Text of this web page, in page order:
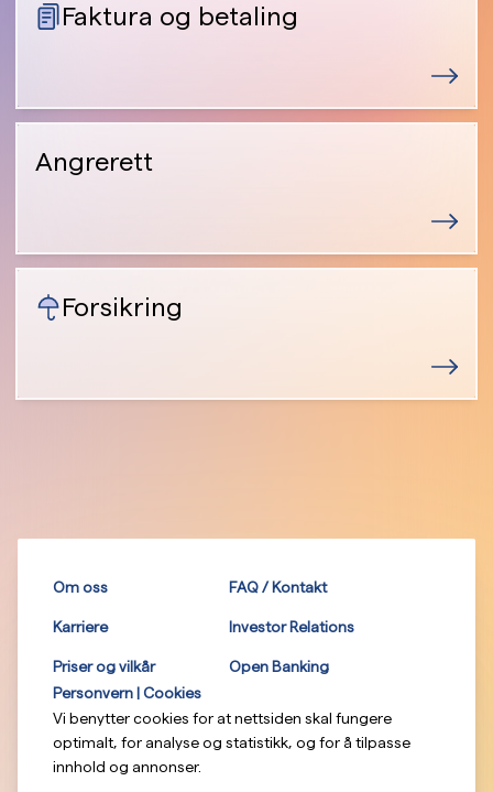
Faktura og betaling
Angrerett
Forsikring
Om oss FAQ / Kontakt
Karriere Investor Relations
Priser og vilkår
Open Banking
Personvern | Cookies
Vi benytter cookies for at nettsiden skal fungere
optimalt, for analyse og statistikk, og for å tilpasse
innhold og annonser.